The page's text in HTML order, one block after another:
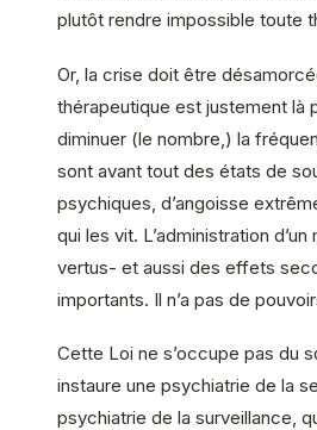
plutôt rendre impossible toute
Or, la crise doit être
thérapeutique est justement là
diminuer (le nombre,) la
sont avant tout des états de
psychiques, d’angoisse
qui les vit. L’administration
vertus- et aussi des effets
importants. Il n’a pas de
Cette Loi ne s’occupe pas du
instaure une psychiatrie de la
psychiatrie de la surveillance,